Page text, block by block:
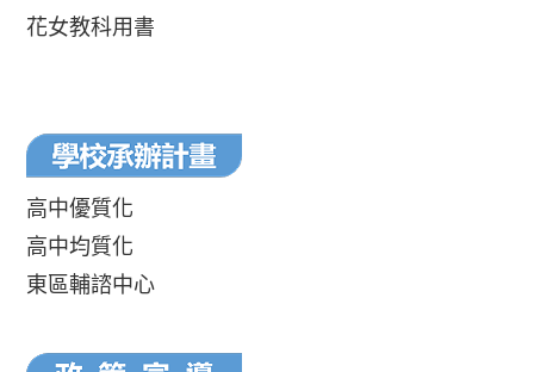
花女教科用書
高中優質化
高中均質化
東區輔諮中心